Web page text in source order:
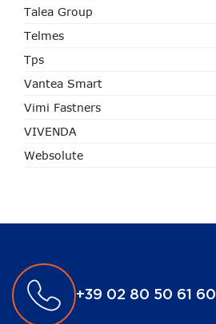
Talea Group
Telmes
Tps
Vantea Smart
Vimi Fastners
VIVENDA
Websolute
+39 02 80 50 61 60